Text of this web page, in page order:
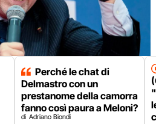
Perché le chat di
Delmastro con un
prestanome della camorra
fanno così paura a Meloni?
Adriano Biondi